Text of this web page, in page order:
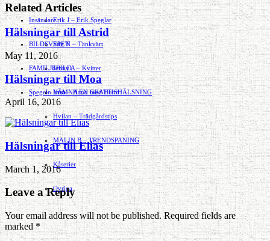
Erik J – Erik Speglar
Stig N – Tänkvärt
Jenny A – Kvitter
Yrsa – Hand med Hund
Hvilan – Trädgårdstips
MALIN B – TRENDSPANING
Kåserier
Ovriga
Insändare
BILDSVEPET
FAMILJEBILD
LÄMNA EN GRATTISHÄLSNING
Spegeln Info
Related Articles
Hälsningar till Astrid
May 11, 2016
Hälsningar till Moa
April 16, 2016
Hälsningar till Elias
March 1, 2016
Leave a Reply
Your email address will not be published. Required fields are
marked *